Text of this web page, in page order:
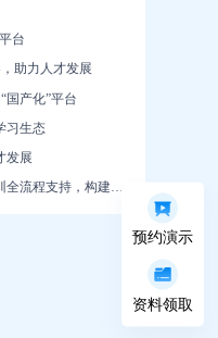
台
助力人才发展
产化”平台
习生态
发展
支持，构建学习社区
预约演示
资料领取